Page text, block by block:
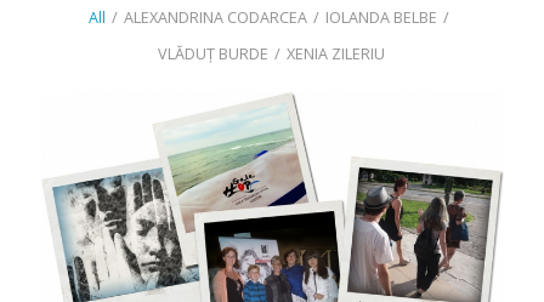
All / ALEXANDRINA CODARCEA / IOLANDA BELBE /
VLĂDUȚ BURDE / XENIA ZILERIU